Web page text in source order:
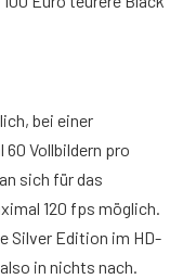
bei einer
60 Vollbildern pro
sich für das
120 fps möglich.
Silver Edition im HD-
in nichts nach.